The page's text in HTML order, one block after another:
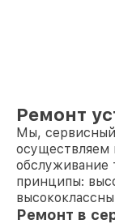
Ремонт
Мы, сервисный
осуществляем
обслуживание
принципы:
Ремонт в